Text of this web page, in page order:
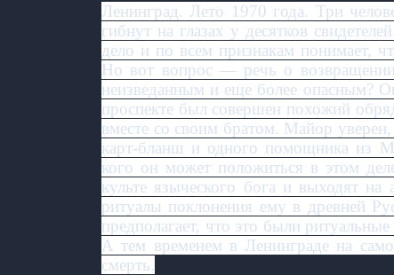
Ленинград. Лето 1970 года. Три
гибнут на глазах у десятков
дело и по всем признакам понимает,
Но вот вопрос — речь о
неизведанным и еще более опасным?
проспекте был совершен похожий
вместе со своим братом. Майор
карт-бланш и одного помощника из
кого он может положиться в этом
культе языческого бога и выходят
ритуалы поклонения ему в древней
предполагает, что это были
А тем временем в Ленинграде на
смерть.